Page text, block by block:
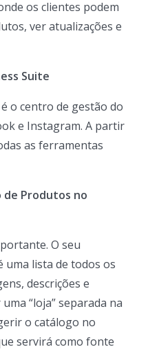
os clientes podem
ver atualizações e
Suite
o centro de gestão do
e Instagram. A partir
as ferramentas
de Produtos no
O seu
uma lista de todos os
descrições e
“loja” separada na
o catálogo no
servirá como fonte